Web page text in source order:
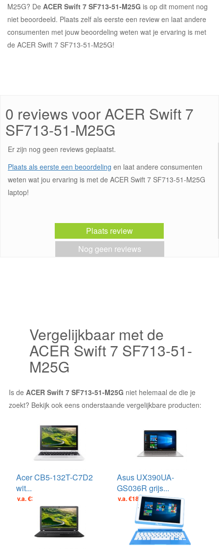
M25G? De ACER Swift 7 SF713-51-M25G is op dit moment nog
niet beoordeeld. Plaats zelf als eerste een review en laat andere
consumenten met jouw beoordeling weten wat je ervaring is met
de ACER Swift 7 SF713-51-M25G!
0 reviews voor ACER Swift 7
SF713-51-M25G
Er zijn nog geen reviews geplaatst.
Plaats als eerste een beoordeling en laat andere consumenten
weten wat jou ervaring is met de ACER Swift 7 SF713-51-M25G
laptop!
Plaats review
Nog geen reviews
Vergelijkbaar met de
ACER Swift 7 SF713-51-
M25G
Is de ACER Swift 7 SF713-51-M25G niet helemaal de die je
zoekt? Bekijk ook eens onderstaande vergelijkbare producten:
Acer CB5-132T-C7D2
wit...
v.a. €385.00
Asus UX390UA-
GS036R grijs...
v.a. €1899.00